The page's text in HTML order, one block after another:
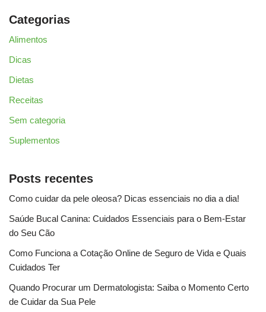
Categorias
Alimentos
Dicas
Dietas
Receitas
Sem categoria
Suplementos
Posts recentes
Como cuidar da pele oleosa? Dicas essenciais no dia a dia!
Saúde Bucal Canina: Cuidados Essenciais para o Bem-Estar
do Seu Cão
Como Funciona a Cotação Online de Seguro de Vida e Quais
Cuidados Ter
Quando Procurar um Dermatologista: Saiba o Momento Certo
de Cuidar da Sua Pele